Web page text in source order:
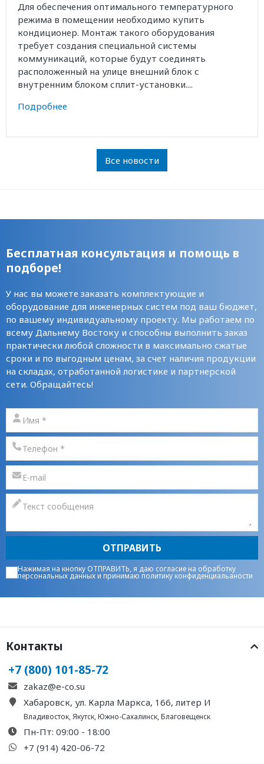
Для обеспечения оптимального температурного
режима в помещении необходимо купить
кондиционер. Монтаж такого оборудования
требует создания специальной системы
коммуникаций, которые будут соединять
расположенный на улице внешний блок с
внутренним блоком сплит-установки....
Подробнее
Все новости
Бесплатная консультация и помощь в
подборе!
У нас вы можете заказать комплектующие и
оборудование для инженерных систем под ваш бюджет,
по вашему индивидуальному проекту. Мы работаем по
всему Дальнему Востоку и способны выполнить заказ
практически любой сложности в максимально сжатые
сроки и по выгодным ценам, за счет наличия продукции
на складах, отработанной логистике и партнерской
сети. Обращайтесь!
ОТПРАВИТЬ
Нажимая на кнопку ОТПРАВИТЬ, я даю согласие на обработку
персональных данныхи принимаюполитику конфиденциальаности
Контакты
+7 (800) 101-85-72
zakaz@e-co.su
Хабаровск, ул. Карла Маркса, 166, литер И
Владивосток,Якутск,Южно-Сахалинск,Благовещенск
Пн-Пт: 09:00 - 18:00
+7 (914) 420-06-72